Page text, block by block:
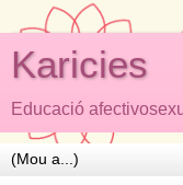
Karicies
Educació